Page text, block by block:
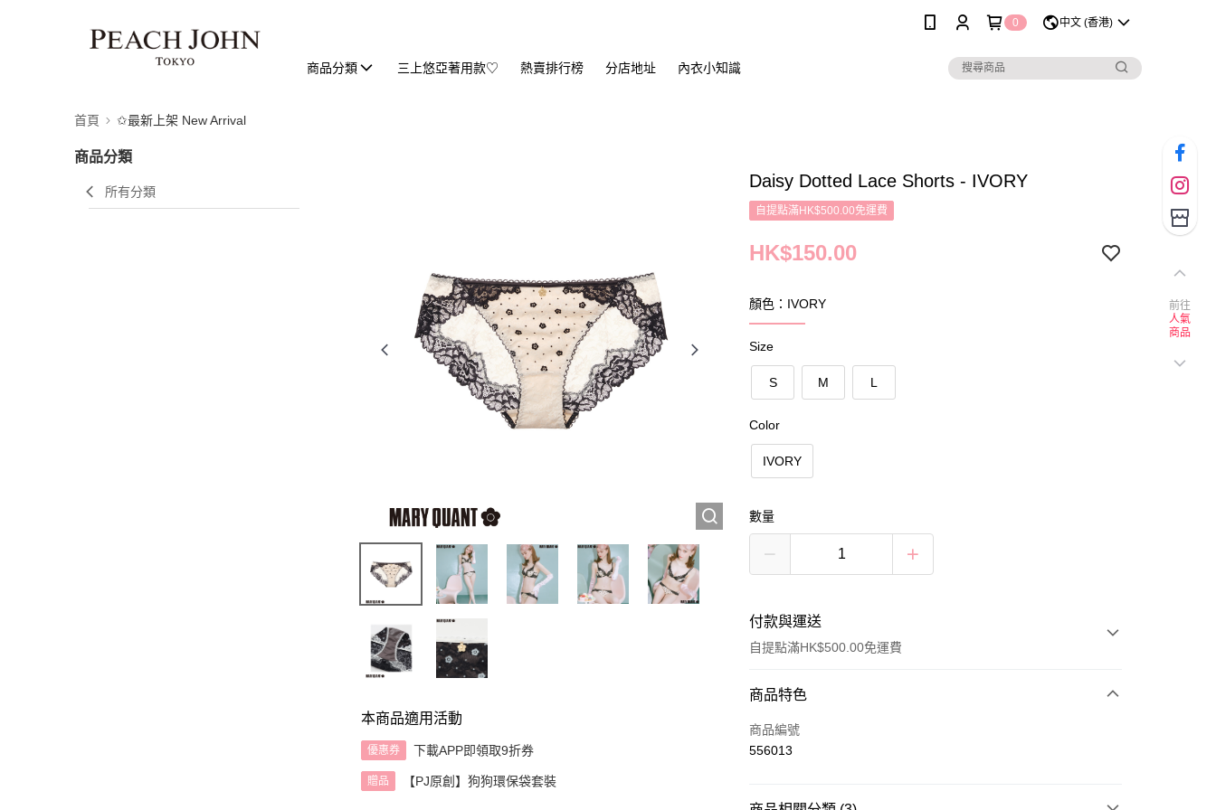
0 中文 (香港)
商品分類 三上悠亞著用款♡ 熱賣排行榜 分店地址 內衣小知識
首頁 ✩最新上架 New Arrival
商品分類
所有分類
本商品適用活動
優惠券 下載APP即領取9折券
贈品 【PJ原創】狗狗環保袋套裝
Daisy Dotted Lace Shorts - IVORY
自提點滿HK$500.00免運費
HK$150.00
顏色：IVORY
Size
S M L
Color
IVORY
數量
付款與運送
自提點滿HK$500.00免運費
付款方式
信用卡
商品特色
商品編號
556013
前往
人氣
商品